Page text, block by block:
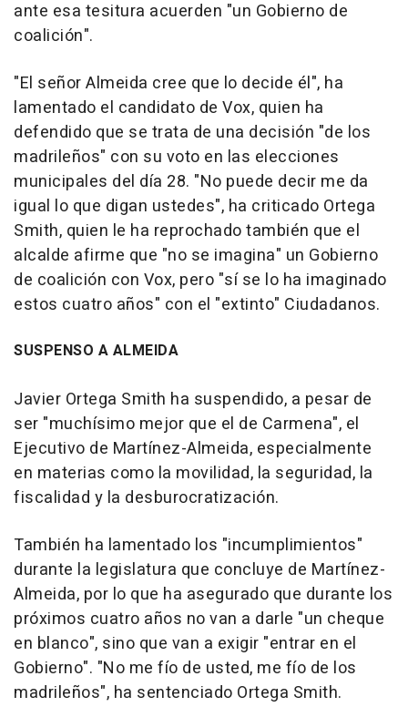
ante esa tesitura acuerden "un Gobierno de
coalición".
"El señor Almeida cree que lo decide él", ha
lamentado el candidato de Vox, quien ha
defendido que se trata de una decisión "de los
madrileños" con su voto en las elecciones
municipales del día 28. "No puede decir me da
igual lo que digan ustedes", ha criticado Ortega
Smith, quien le ha reprochado también que el
alcalde afirme que "no se imagina" un Gobierno
de coalición con Vox, pero "sí se lo ha imaginado
estos cuatro años" con el "extinto" Ciudadanos.
SUSPENSO A ALMEIDA
Javier Ortega Smith ha suspendido, a pesar de
ser "muchísimo mejor que el de Carmena", el
Ejecutivo de Martínez-Almeida, especialmente
en materias como la movilidad, la seguridad, la
fiscalidad y la desburocratización.
También ha lamentado los "incumplimientos"
durante la legislatura que concluye de Martínez-
Almeida, por lo que ha asegurado que durante los
próximos cuatro años no van a darle "un cheque
en blanco", sino que van a exigir "entrar en el
Gobierno". "No me fío de usted, me fío de los
madrileños", ha sentenciado Ortega Smith.